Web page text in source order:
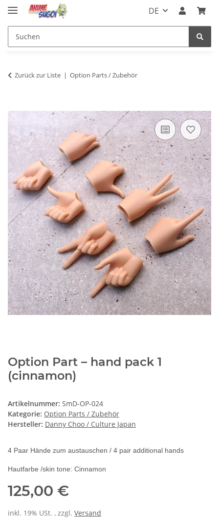
DE
Zurück zur Liste Option Parts / Zubehör
Option Part – hand pack 1
(cinnamon)
Artikelnummer: SmD-OP-024
Kategorie: Option Parts / Zubehör
Hersteller: Danny Choo / Culture Japan
4 Paar Hände zum austauschen / 4 pair additional hands
Hautfarbe /skin tone: Cinnamon
125,00 €
inkl. 19% USt. , zzgl. Versand